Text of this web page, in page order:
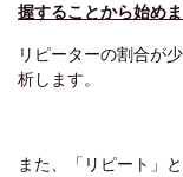
握することから始め
リピーターの割合が
析します。
また、「リピート」